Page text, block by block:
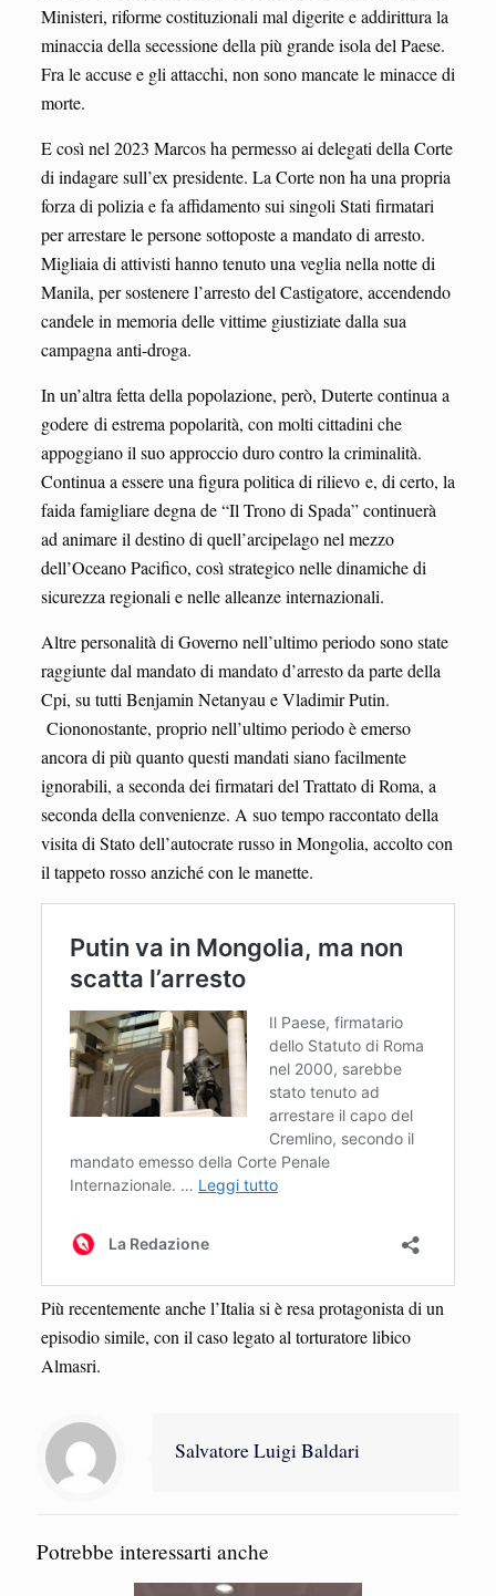
Ministeri, riforme costituzionali mal digerite e addirittura la
minaccia della secessione della più grande isola del Paese.
Fra le accuse e gli attacchi, non sono mancate le minacce di
morte.
E così nel 2023 Marcos ha permesso ai delegati della Corte
di indagare sull’ex presidente. La Corte non ha una propria
forza di polizia e fa affidamento sui singoli Stati firmatari
per arrestare le persone sottoposte a mandato di arresto.
Migliaia di attivisti hanno tenuto una veglia nella notte di
Manila, per sostenere l’arresto del Castigatore, accendendo
candele in memoria delle vittime giustiziate dalla sua
campagna anti-droga.
In un’altra fetta della popolazione, però, Duterte continua a
godere di estrema popolarità, con molti cittadini che
appoggiano il suo approccio duro contro la criminalità.
Continua a essere una figura politica di rilievo e, di certo, la
faida famigliare degna de “Il Trono di Spada” continuerà
ad animare il destino di quell’arcipelago nel mezzo
dell’Oceano Pacifico, così strategico nelle dinamiche di
sicurezza regionali e nelle alleanze internazionali.
Altre personalità di Governo nell’ultimo periodo sono state
raggiunte dal mandato di mandato d’arresto da parte della
Cpi, su tutti Benjamin Netanyau e Vladimir Putin.
Ciononostante, proprio nell’ultimo periodo è emerso
ancora di più quanto questi mandati siano facilmente
ignorabili, a seconda dei firmatari del Trattato di Roma, a
seconda della convenienze. A suo tempo raccontato della
visita di Stato dell’autocrate russo in Mongolia, accolto con
il tappeto rosso anziché con le manette.
Più recentemente anche l’Italia si è resa protagonista di un
episodio simile, con il caso legato al torturatore libico
Almasri.
Salvatore Luigi Baldari
Potrebbe interessarti anche